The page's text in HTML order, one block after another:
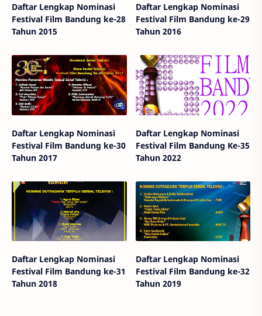
Daftar Lengkap Nominasi
Festival Film Bandung ke-28
Tahun 2015
Daftar Lengkap Nominasi
Festival Film Bandung ke-29
Tahun 2016
Daftar Lengkap Nominasi
Festival Film Bandung ke-30
Tahun 2017
Daftar Lengkap Nominasi
Festival Film Bandung Ke-35
Tahun 2022
Daftar Lengkap Nominasi
Festival Film Bandung ke-31
Tahun 2018
Daftar Lengkap Nominasi
Festival Film Bandung ke-32
Tahun 2019